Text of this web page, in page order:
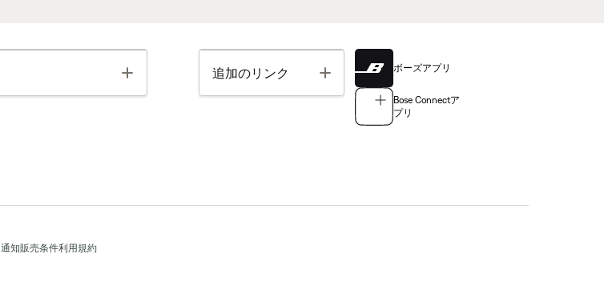
Toggle 追加のリンク Toggle ボーズアプリ
Bose Connectア
プリ
知販売条件利用規約